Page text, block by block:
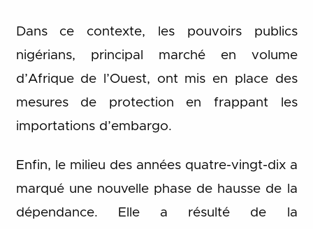
Dans ce contexte, les pouvoirs publics
nigérians, principal marché en volume
d’Afrique de l’Ouest, ont mis en place des
mesures de protection en frappant les
importations d’embargo.
Enfin, le milieu des années quatre-vingt-dix a
marqué une nouvelle phase de hausse de la
dépendance. Elle a résulté de la